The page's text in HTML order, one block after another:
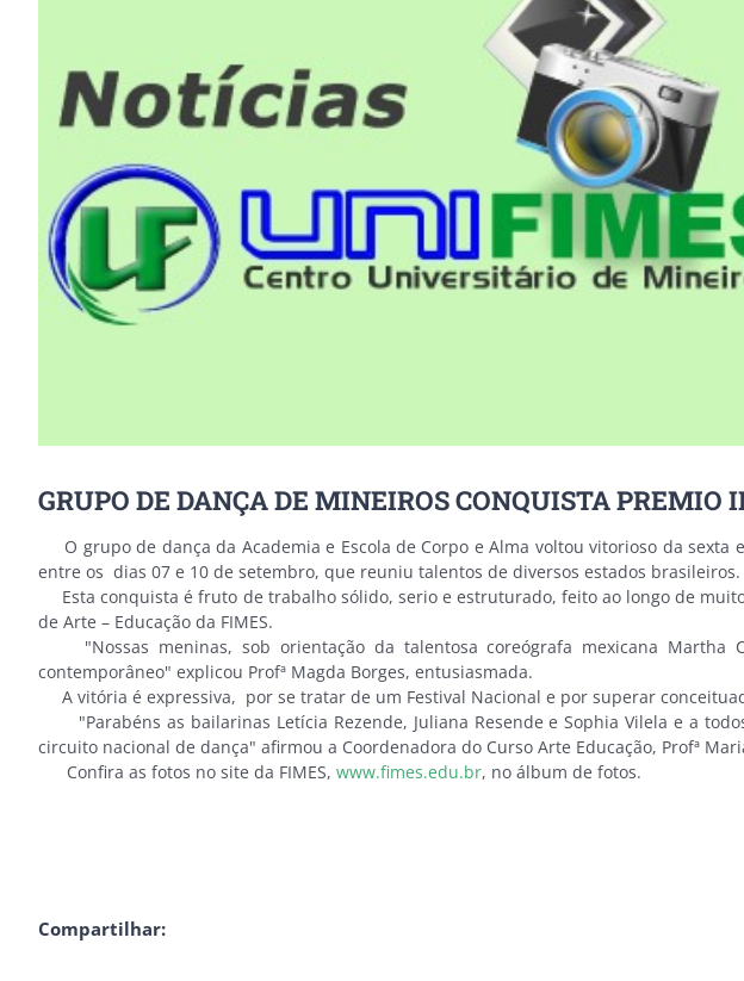
GRUPO DE DANÇA DE MINEIROS CONQUISTA PREMIO
O grupo de dança da Academia e Escola de Corpo e Alma voltou vitorioso da sexta
entre os dias 07 e 10 de setembro, que reuniu talentos de diversos estados brasileiros.
Esta conquista é fruto de trabalho sólido, serio e estruturado, feito ao longo de
de Arte – Educação da FIMES.
"Nossas meninas, sob orientação da talentosa coreógrafa mexicana Martha
contemporâneo" explicou Profª Magda Borges, entusiasmada.
A vitória é expressiva, por se tratar de um Festival Nacional e por superar
"Parabéns as bailarinas Letícia Rezende, Juliana Resende e Sophia Vilela e a
circuito nacional de dança" afirmou a Coordenadora do Curso Arte Educação, Profª
Confira as fotos no site da FIMES, www.fimes.edu.br, no álbum de fotos.
Compartilhar: